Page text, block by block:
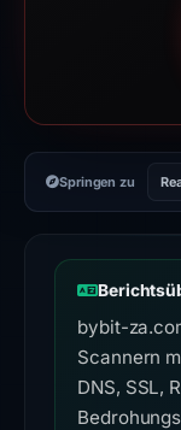
Springen zu
bybit-
Scannern
DNS, SSL,